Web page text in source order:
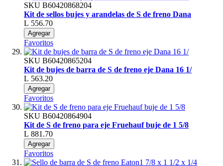
SKU B60420868204
Kit de sellos bujes y arandelas de S de freno Dana
L 556.70
Agregar
Favoritos
SKU B60420865204
Kit de bujes de barra de S de freno eje Dana 16 1/
L 563.20
Agregar
Favoritos
SKU B60420864904
Kit de S de freno para eje Fruehauf buje de 1 5/8
L 881.70
Agregar
Favoritos